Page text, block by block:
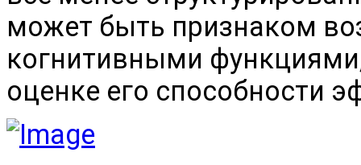
может быть признаком
когнитивными
оценке его способности